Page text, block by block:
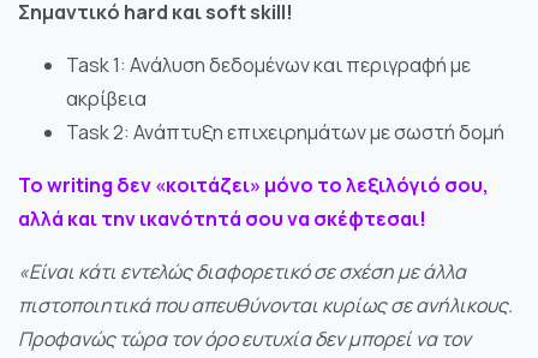
Σημαντικό hard και soft skill!
Task 1: Ανάλυση δεδομένων και περιγραφή με
ακρίβεια
Task 2: Ανάπτυξη επιχειρημάτων με σωστή δομή
Το writing δεν «κοιτάζει» μόνο το λεξιλόγιό σου,
αλλά και την ικανότητά σου να σκέφτεσαι!
«Είναι κάτι εντελώς διαφορετικό σε σχέση με άλλα
πιστοποιητικά που απευθύνονται κυρίως σε ανήλικους.
Προφανώς τώρα τον όρο ευτυχία δεν μπορεί να τον